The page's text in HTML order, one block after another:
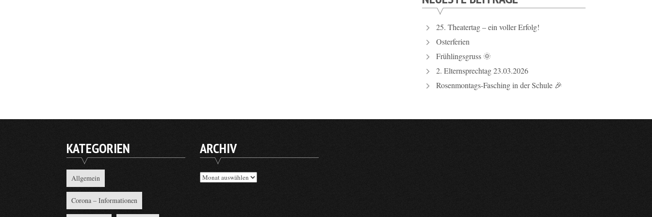
25. Theatertag – ein voller Erfolg!
Osterferien
Frühlingsgruss 🌞
2. Elternsprechtag 23.03.2026
Rosenmontags-Fasching in der Schule 🎉
KATEGORIEN
Allgemein
Corona – Informationen
ARCHIV
Archiv